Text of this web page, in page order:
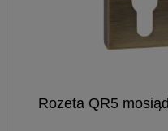
Rozeta QR5